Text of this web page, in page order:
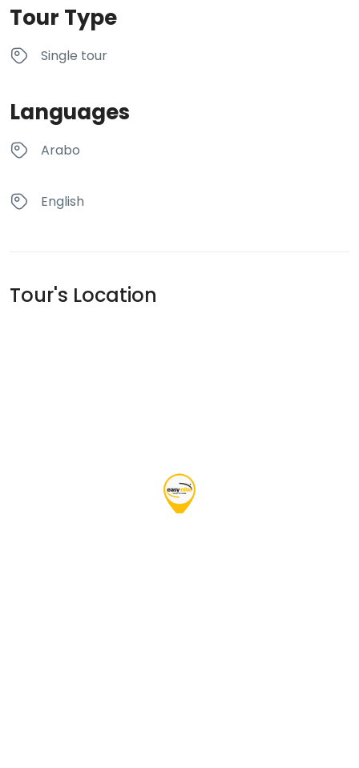
Tour Type
Single tour
Languages
Arabo
English
Tour's Location